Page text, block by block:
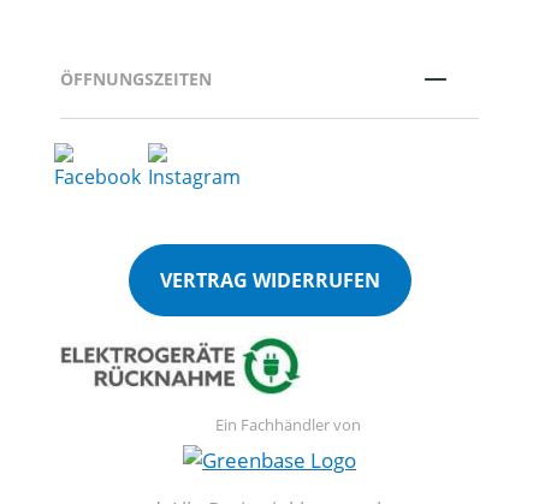
ÖFFNUNGSZEITEN
VERTRAG WIDERRUFEN
Ein Fachhändler von